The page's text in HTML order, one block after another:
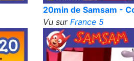
20min de Samsam -
Vu sur France 5